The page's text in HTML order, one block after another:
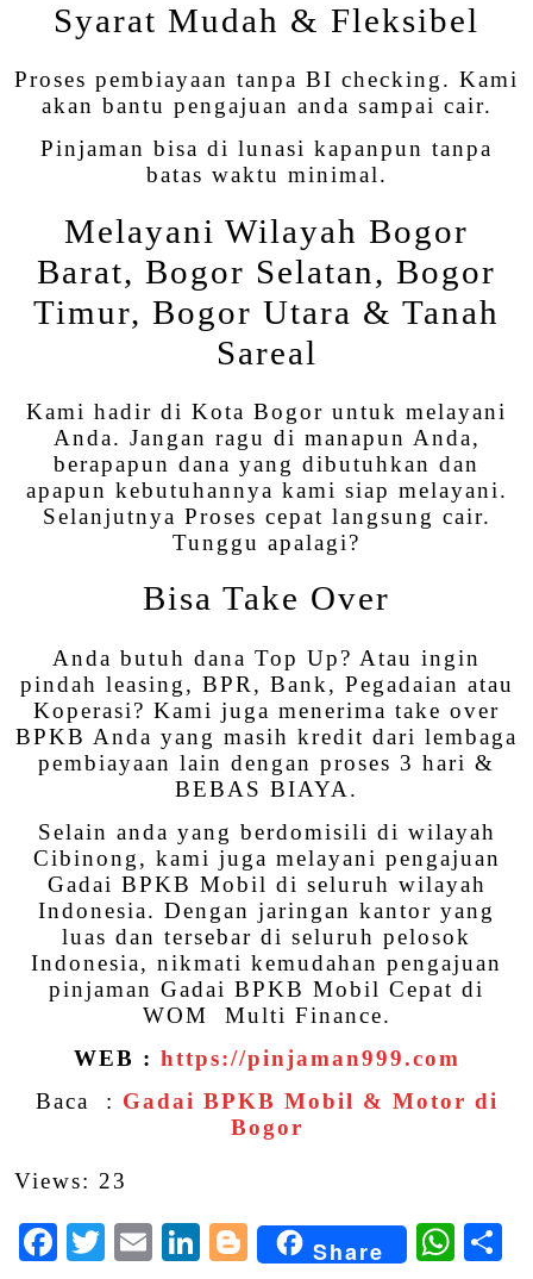
Syarat Mudah & Fleksibel
Proses pembiayaan tanpa BI checking. Kami
akan bantu pengajuan anda sampai cair.
Pinjaman bisa di lunasi kapanpun tanpa
batas waktu minimal.
Melayani Wilayah Bogor
Barat, Bogor Selatan, Bogor
Timur, Bogor Utara & Tanah
Sareal
Kami hadir di Kota Bogor untuk melayani
Anda. Jangan ragu di manapun Anda,
berapapun dana yang dibutuhkan dan
apapun kebutuhannya kami siap melayani.
Selanjutnya Proses cepat langsung cair.
Tunggu apalagi?
Bisa Take Over
Anda butuh dana Top Up? Atau ingin
pindah leasing, BPR, Bank, Pegadaian atau
Koperasi? Kami juga menerima take over
BPKB Anda yang masih kredit dari lembaga
pembiayaan lain dengan proses 3 hari &
BEBAS BIAYA.
Selain anda yang berdomisili di wilayah
Cibinong, kami juga melayani pengajuan
Gadai BPKB Mobil di seluruh wilayah
Indonesia. Dengan jaringan kantor yang
luas dan tersebar di seluruh pelosok
Indonesia, nikmati kemudahan pengajuan
pinjaman Gadai BPKB Mobil Cepat di
WOM Multi Finance.
WEB : https://pinjaman999.com
Baca : Gadai BPKB Mobil & Motor di
Bogor
Views: 23
Facebook
Twitter
EmailLinkedIn
Blogger
Share